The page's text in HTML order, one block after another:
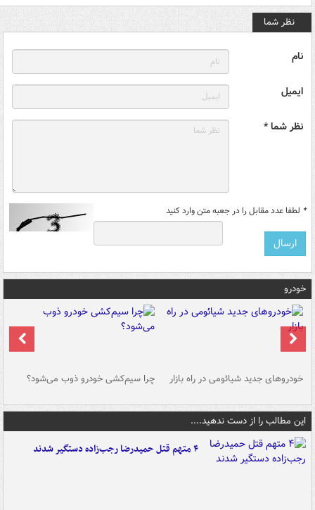
نظر شما
نام
ایمیل
نظر شما *
* لطفا عدد مقابل را در جعبه متن وارد کنید
خودرو
خودروهای جدید شیائومی در راه بازار چرا سیم‌کشی خودرو ذوب می‌شود؟
این مطالب را از دست ندهید....
۴ متهم قتل حمیدرضا رجب‌زاده دستگیر شدند